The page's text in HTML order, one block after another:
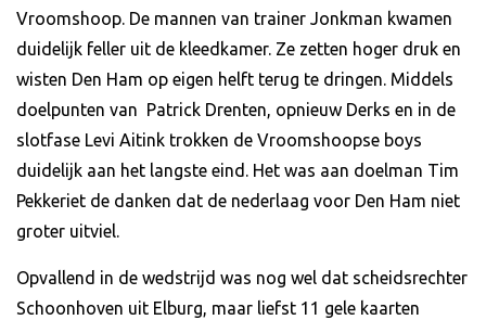
Vroomshoop. De mannen van trainer Jonkman kwamen
duidelijk feller uit de kleedkamer. Ze zetten hoger druk en
wisten Den Ham op eigen helft terug te dringen. Middels
doelpunten van Patrick Drenten, opnieuw Derks en in de
slotfase Levi Aitink trokken de Vroomshoopse boys
duidelijk aan het langste eind. Het was aan doelman Tim
Pekkeriet de danken dat de nederlaag voor Den Ham niet
groter uitviel.
Opvallend in de wedstrijd was nog wel dat scheidsrechter
Schoonhoven uit Elburg, maar liefst 11 gele kaarten